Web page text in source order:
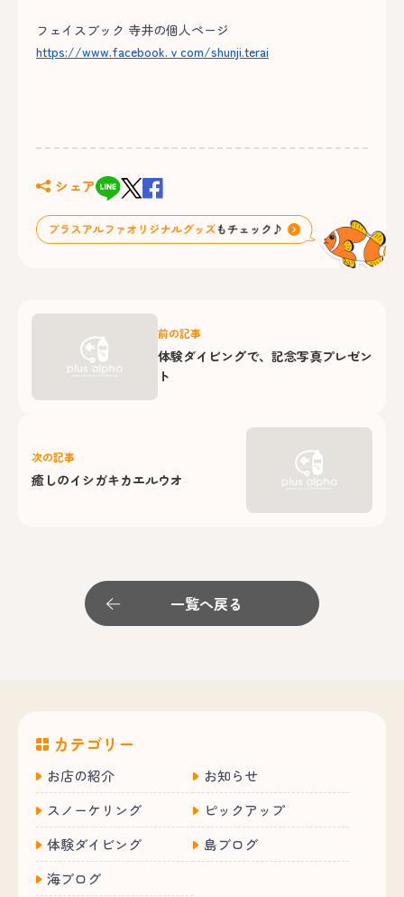
フェイスブック 寺井の個人ページ
https://www.facebook.ｖcom/shunji.terai
シェア
前の記事
体験ダイビングで、記念写真プレゼン
ト
次の記事
癒しのイシガキカエルウオ
一覧へ戻る
カテゴリー
お店の紹介
お知らせ
スノーケリング
ピックアップ
体験ダイビング
島ブログ
海ブログ